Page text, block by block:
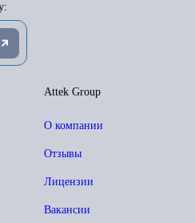
Attek Group
О компании
Отзывы
Лицензии
Вакансии